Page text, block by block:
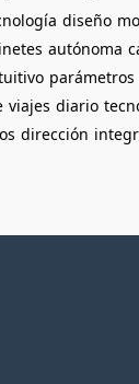
diseño
autónoma
parámetros
viajes diario
dirección